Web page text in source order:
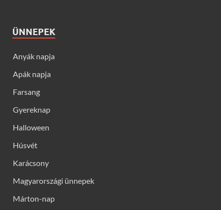
ÜNNEPEK
Anyák napja
Apák napja
Farsang
Gyereknap
Halloween
Húsvét
Karácsony
Magyarországi ünnepek
Márton-nap